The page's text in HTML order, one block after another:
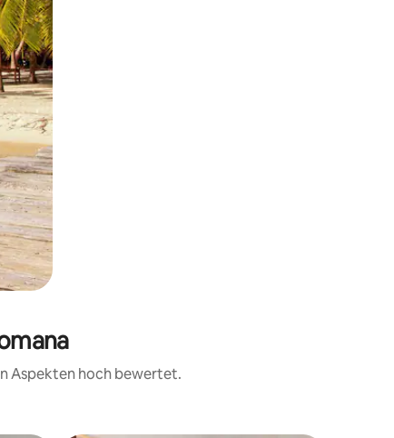
Aspekten hoch bewertet.